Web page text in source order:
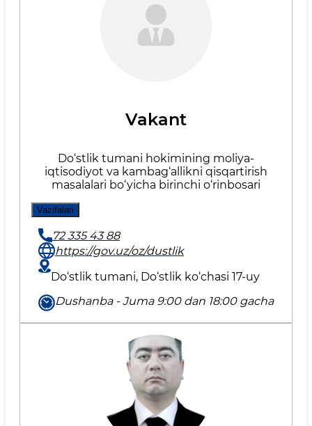
Vakant
Do‘stlik tumani hokimining moliya-
iqtisodiyot va kambag‘allikni qisqartirish
masalalari bo‘yicha birinchi o‘rinbosari
Vazifalari
72 335 43 88
https://gov.uz/oz/dustlik
Do‘stlik tumani, Do‘stlik ko‘chasi 17-uy
Dushanba - Juma 9:00 dan 18:00 gacha